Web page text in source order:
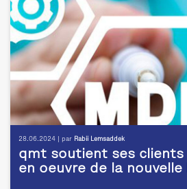
28.06.2024 | par Rabii Lemsaddek
qmt soutient ses clients
en oeuvre de la nouvelle